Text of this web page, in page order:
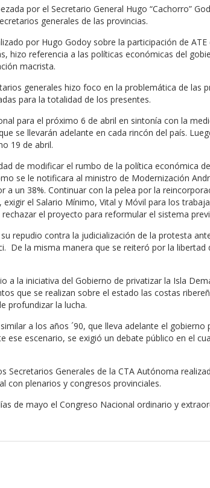
por el Secretario General Hugo “Cachorro”
generales de las provincias.
por Hugo Godoy sobre la participación de
hizo referencia a las políticas económicas del
macrista.
generales hizo foco en la problemática de las
para la totalidad de los presentes.
para el próximo 6 de abril en sintonía con la
se llevarán adelante en cada rincón del país.
19 de abril.
de modificar el rumbo de la política económica
se le notificara al ministro de Modernización
a un 38%. Continuar con la pelea por la
el Salario Mínimo, Vital y Móvil para los
el proyecto para reformular el sistema
repudio contra la judicialización de la protesta
De la misma manera que se reiteró por la
a la iniciativa del Gobierno de privatizar la Isla
que se realizan sobre el estado las costas
profundizar la lucha.
a los años ´90, que lleva adelante el
ese escenario, se exigió un debate público en el
Generales de la CTA Autónoma
con plenarios y congresos provinciales.
de mayo el Congreso Nacional ordinario y